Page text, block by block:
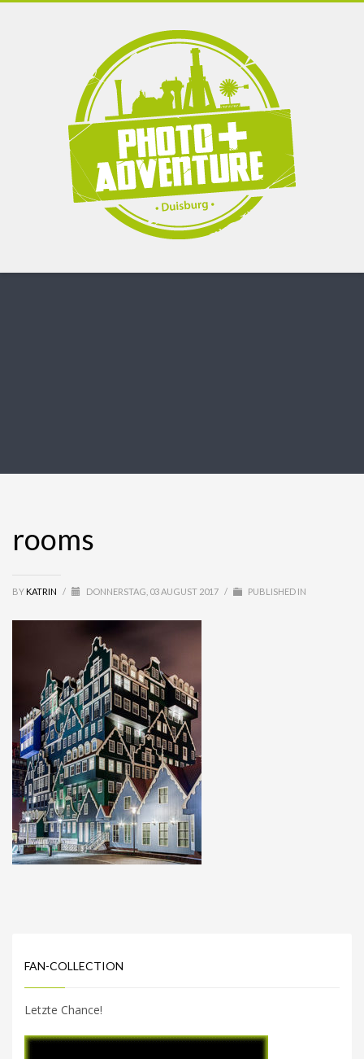
rooms
BY KATRIN / DONNERSTAG, 03 AUGUST 2017 / PUBLISHED IN
FAN-COLLECTION
Letzte Chance!